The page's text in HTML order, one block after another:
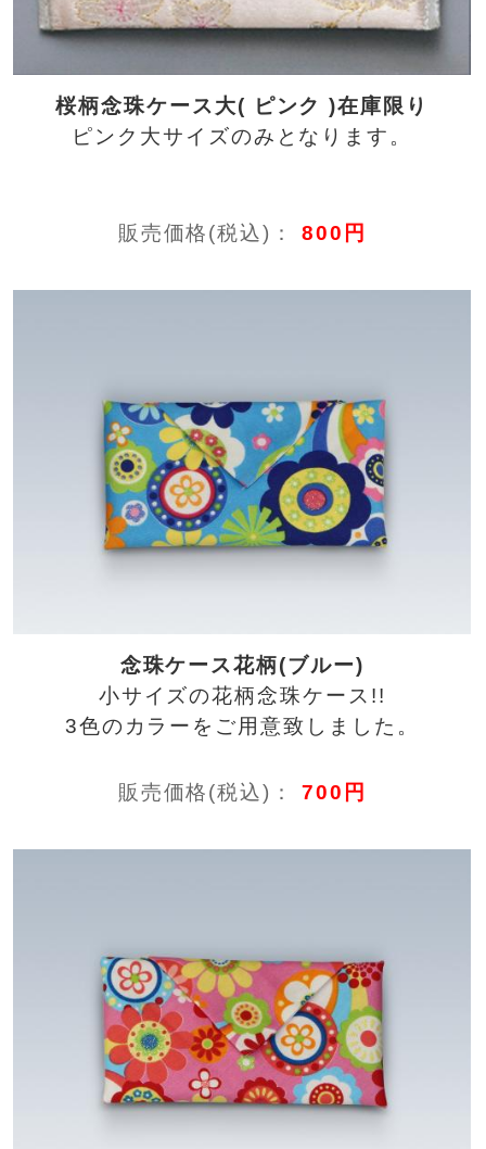
桜柄念珠ケース大( ピンク )在庫限り
ピンク大サイズのみとなります。
販売価格(税込)： 800円
念珠ケース花柄(ブルー)
小サイズの花柄念珠ケース!!
3色のカラーをご用意致しました。
販売価格(税込)： 700円